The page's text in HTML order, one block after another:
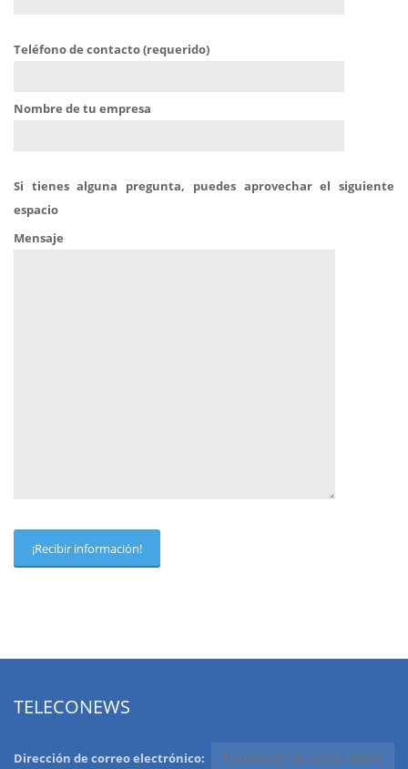
Teléfono de contacto (requerido)
Nombre de tu empresa
Si tienes alguna pregunta, puedes aprovechar el siguiente
espacio
Mensaje
TELECONEWS
Dirección de correo electrónico: